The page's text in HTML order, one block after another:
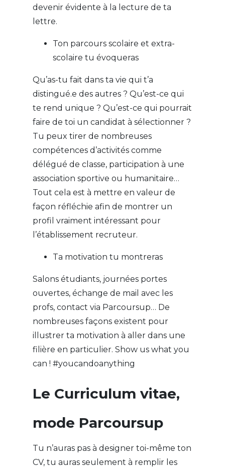
devenir évidente à la lecture de ta
lettre.
Ton parcours scolaire et extra-
scolaire tu évoqueras
Qu’as-tu fait dans ta vie qui t’a
distingué.e des autres ? Qu’est-ce qui
te rend unique ? Qu’est-ce qui pourrait
faire de toi un candidat à sélectionner ?
Tu peux tirer de nombreuses
compétences d’activités comme
délégué de classe, participation à une
association sportive ou humanitaire…
Tout cela est à mettre en valeur de
façon réfléchie afin de montrer un
profil vraiment intéressant pour
l’établissement recruteur.
Ta motivation tu montreras
Salons étudiants, journées portes
ouvertes, échange de mail avec les
profs, contact via Parcoursup… De
nombreuses façons existent pour
illustrer ta motivation à aller dans une
filière en particulier. Show us what you
can ! #youcandoanything
Le Curriculum vitae,
mode Parcoursup
Tu n’auras pas à designer toi-même ton
CV, tu auras seulement à remplir les